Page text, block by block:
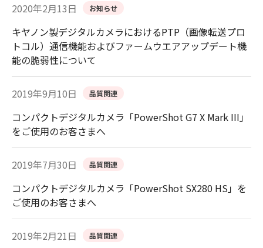
2020年2月13日 お知らせ
キヤノン製デジタルカメラにおけるPTP（画像転送プロ
トコル）通信機能およびファームウエアアップデート機
能の脆弱性について
2019年9月10日 品質関連
コンパクトデジタルカメラ「PowerShot G7 X Mark III」
をご使用のお客さまへ
2019年7月30日 品質関連
コンパクトデジタルカメラ「PowerShot SX280 HS」を
ご使用のお客さまへ
2019年2月21日 品質関連